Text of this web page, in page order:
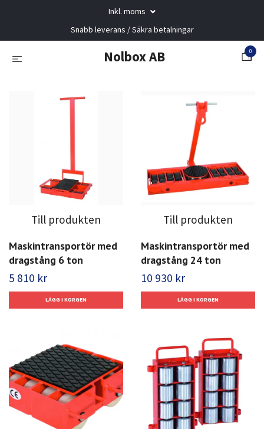
Inkl. moms
Snabb leverans / Säkra betalningar
Nolbox AB 0
Till produkten
Maskintransportör med
dragstång 6 ton
5 810 kr
Till produkten
Maskintransportör med
dragstång 24 ton
10 930 kr